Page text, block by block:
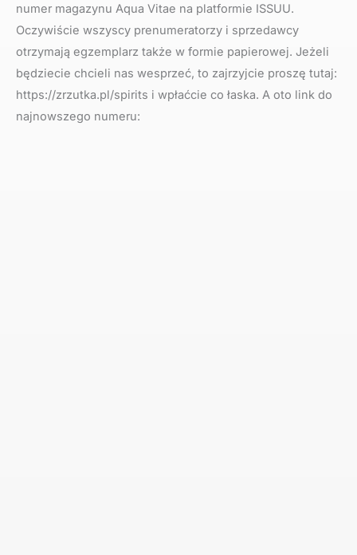
numer magazynu Aqua Vitae na platformie ISSUU.
Oczywiście wszyscy prenumeratorzy i sprzedawcy
otrzymają egzemplarz także w formie papierowej. Jeżeli
będziecie chcieli nas wesprzeć, to zajrzyjcie proszę tutaj:
https://zrzutka.pl/spirits i wpłaćcie co łaska. A oto link do
najnowszego numeru: